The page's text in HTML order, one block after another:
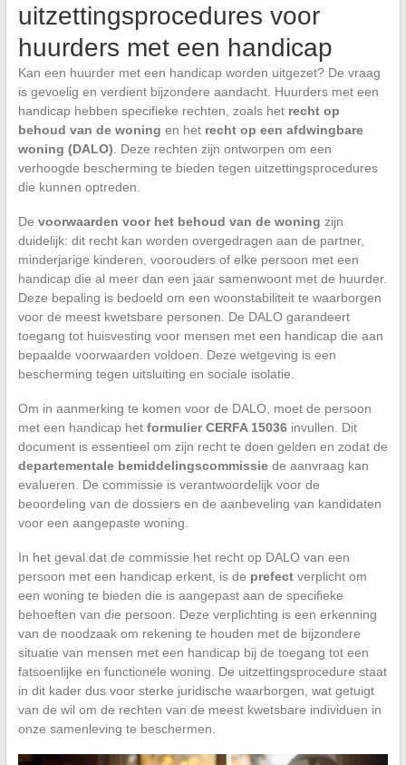
uitzettingsprocedures voor
huurders met een handicap
Kan een huurder met een handicap worden uitgezet? De vraag
is gevoelig en verdient bijzondere aandacht. Huurders met een
handicap hebben specifieke rechten, zoals het recht op
behoud van de woning en het recht op een afdwingbare
woning (DALO) . Deze rechten zijn ontworpen om een
verhoogde bescherming te bieden tegen uitzettingsprocedures
die kunnen optreden.
De voorwaarden voor het behoud van de woning zijn
duidelijk: dit recht kan worden overgedragen aan de partner,
minderjarige kinderen, voorouders of elke persoon met een
handicap die al meer dan een jaar samenwoont met de huurder.
Deze bepaling is bedoeld om een woonstabiliteit te waarborgen
voor de meest kwetsbare personen. De DALO garandeert
toegang tot huisvesting voor mensen met een handicap die aan
bepaalde voorwaarden voldoen. Deze wetgeving is een
bescherming tegen uitsluiting en sociale isolatie.
Om in aanmerking te komen voor de DALO, moet de persoon
met een handicap het formulier CERFA 15036invullen. Dit
document is essentieel om zijn recht te doen gelden en zodat de
departementale bemiddelingscommissiede aanvraag kan
evalueren. De commissie is verantwoordelijk voor de
beoordeling van de dossiers en de aanbeveling van kandidaten
voor een aangepaste woning.
In het geval dat de commissie het recht op DALO van een
persoon met een handicap erkent, is de prefectverplicht om
een woning te bieden die is aangepast aan de specifieke
behoeften van die persoon. Deze verplichting is een erkenning
van de noodzaak om rekening te houden met de bijzondere
situatie van mensen met een handicap bij de toegang tot een
fatsoenlijke en functionele woning. De uitzettingsprocedure staat
in dit kader dus voor sterke juridische waarborgen, wat getuigt
van de wil om de rechten van de meest kwetsbare individuen in
onze samenleving te beschermen.